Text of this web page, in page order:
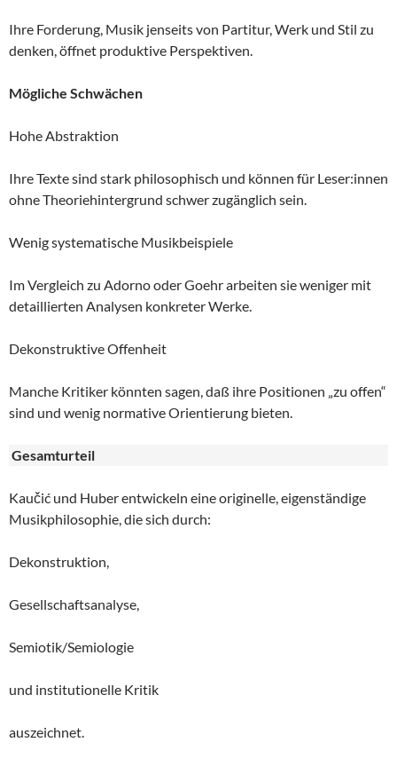
Ihre Forderung, Musik jenseits von Partitur, Werk und Stil zu
denken, öffnet produktive Perspektiven.
Mögliche Schwächen
Hohe Abstraktion
Ihre Texte sind stark philosophisch und können für Leser:innen
ohne Theoriehintergrund schwer zugänglich sein.
Wenig systematische Musikbeispiele
Im Vergleich zu Adorno oder Goehr arbeiten sie weniger mit
detaillierten Analysen konkreter Werke.
Dekonstruktive Offenheit
Manche Kritiker könnten sagen, daß ihre Positionen „zu offen“
sind und wenig normative Orientierung bieten.
Gesamturteil
Kaučić und Huber entwickeln eine originelle, eigenständige
Musikphilosophie, die sich durch:
Dekonstruktion,
Gesellschaftsanalyse,
Semiotik/Semiologie
und institutionelle Kritik
auszeichnet.